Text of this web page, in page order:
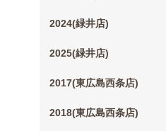
2024(緑井店)
2025(緑井店)
2017(東広島西条店)
2018(東広島西条店)